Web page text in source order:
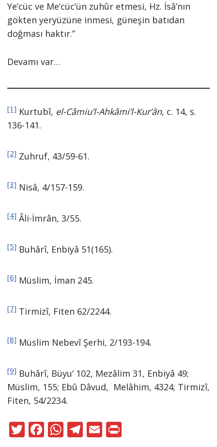
Ye’cüc ve Me’cüc’ün zuhûr etmesi, Hz. İsâ’nın
gökten yeryüzüne inmesi, güneşin batıdan
doğması haktır.”
Devamı var…
[1] Kurtubî, el-Câmiu’l-Ahkâmi’l-Kur’ân, c. 14, s.
136-141.
[2] Zuhruf, 43/59-61.
[3] Nisâ, 4/157-159.
[4] Âli-İmrân, 3/55.
[5] Buhârî, Enbiyâ 51(165).
[6] Müslim, İman 245.
[7] Tirmizî, Fiten 62/2244.
[8] Müslim Nebevî Şerhi, 2/193-194.
[9] Buhârî, Büyu‘ 102, Mezâlim 31, Enbiyâ 49;
Müslim, 155; Ebû Dâvud, Melâhim, 4324; Tirmizî,
Fiten, 54/2234.
T F W T E